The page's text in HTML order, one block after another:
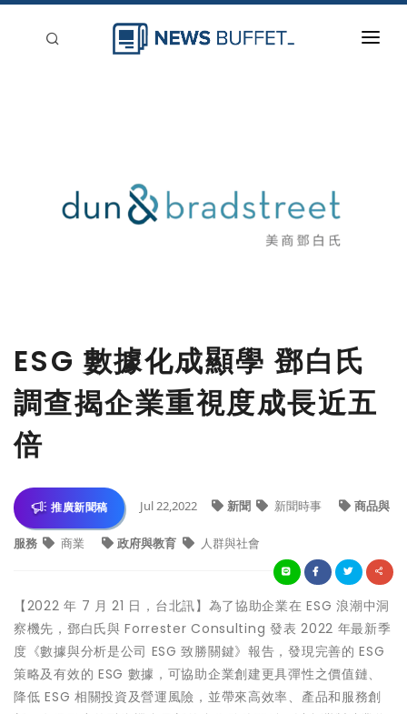
刊登
ESG 數據化成顯學 鄧白氏
調查揭企業重視度成長近五
倍
推廣新聞稿 Jul 22,2022 新聞 新聞時事 商品與
服務 商業 政府與教育 人群與社會
【2022 年 7 月 21 日，台北訊】為了協助企業在 ESG 浪潮中洞
察機先，鄧白氏與 Forrester Consulting 發表 2022 年最新季
度《數據與分析是公司 ESG 致勝關鍵》報告，發現完善的 ESG
策略及有效的 ESG 數據，可協助企業創建更具彈性之價值鏈、
降低 ESG 相關投資及營運風險，並帶來高效率、產品和服務創